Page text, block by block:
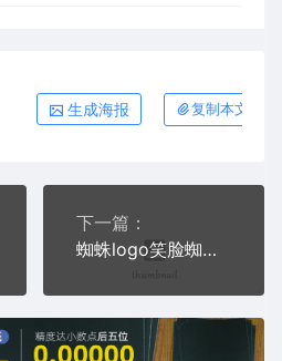
生成海报 复制本文链接
下一篇：
蜘蛛logo笑脸蜘蛛AI8.0格式激光打标文件通用矢量图